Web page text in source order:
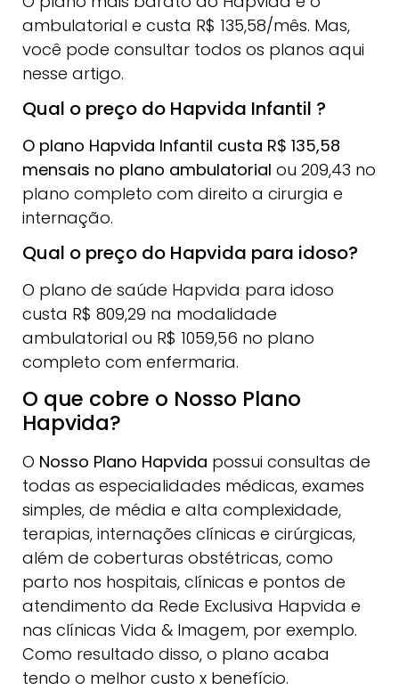
ambulatorial e custa R$ 135,58/mês. Mas,
você pode consultar todos os planos aqui
nesse artigo.
Qual o preço do Hapvida Infantil ?
O plano Hapvida Infantil custa R$ 135,58
mensais no plano ambulatorial ou 209,43 no
plano completo com direito a cirurgia e
internação.
Qual o preço do Hapvida para idoso?
O plano de saúde Hapvida para idoso
custa R$ 809,29 na modalidade
ambulatorial ou R$ 1059,56 no plano
completo com enfermaria.
O que cobre o Nosso Plano
Hapvida?
O Nosso Plano Hapvida possui consultas de
todas as especialidades médicas, exames
simples, de média e alta complexidade,
terapias, internações clínicas e cirúrgicas,
além de coberturas obstétricas, como
parto nos hospitais, clínicas e pontos de
atendimento da Rede Exclusiva Hapvida e
nas clínicas Vida & Imagem, por exemplo.
Como resultado disso, o plano acaba
tendo o melhor custo x benefício.